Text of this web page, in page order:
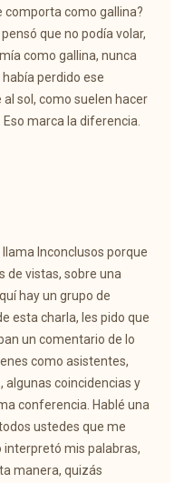
comporta como gallina?
que no podía volar,
como gallina, nunca
perdido ese
sol, como suelen hacer
marca la diferencia.
Inconclusos porque
de vistas, sobre una
hay un grupo de
esta charla, les pido que
un comentario de lo
como asistentes,
coincidencias y
conferencia. Hablé una
ustedes que me
interpretó mis palabras,
manera, quizás